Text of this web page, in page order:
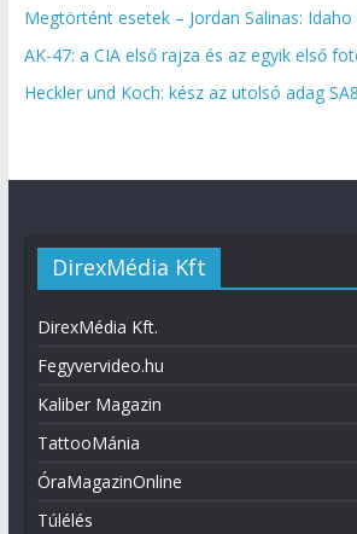
Megtörtént esetek – Jordan Salinas:
AK-47: a CIA első rajza és az egyik első
Heckler und Koch: kész az utolsó adag
DirexMédia Kft
DirexMédia Kft.
Fegyvervideo.hu
Kaliber Magazin
TattooMánia
ÓraMagazinOnline
Túlélés